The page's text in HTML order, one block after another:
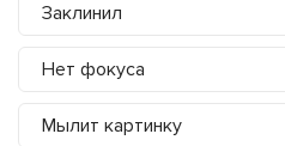
Заклинил
Нет фокуса
Мылит картинку